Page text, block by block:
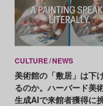
CULTURE NEWS
美術館の「敷居」は下
るのか。ハーバード美術
生成AIで来館者獲得に